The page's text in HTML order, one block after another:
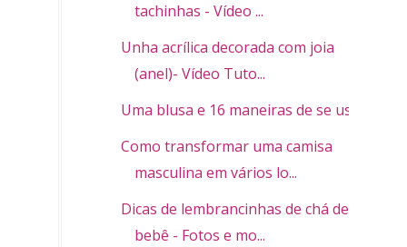
tachinhas - Vídeo ...
Unha acrílica decorada com joia
(anel)- Vídeo Tuto...
Uma blusa e 16 maneiras de se usar
Como transformar uma camisa
masculina em vários lo...
Dicas de lembrancinhas de chá de
bebê - Fotos e mo...